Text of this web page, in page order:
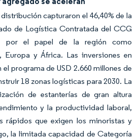
capturaron el 46,40% de la
de Logística Contratada del CCG
por el papel de la región como
Europa y África. Las inversiones en
programa de USD 2.660 millones de
18 zonas logísticas para 2030. La
de estanterías de gran altura
y la productividad laboral,
rápidos que exigen los minoristas y
la limitada capacidad de Categoría